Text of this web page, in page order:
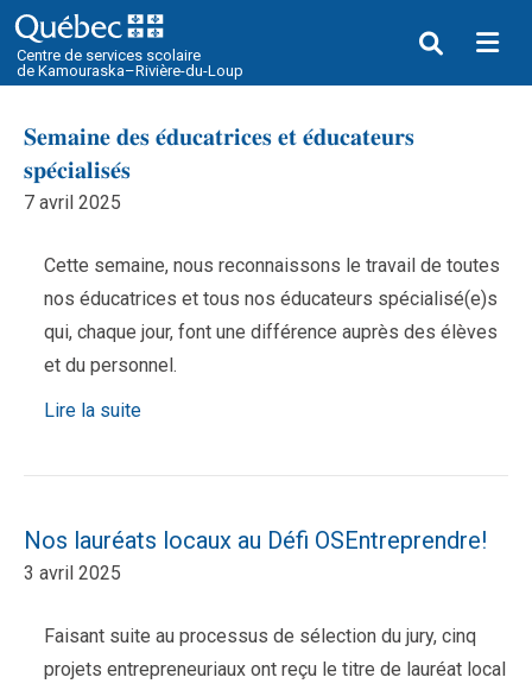
𝐒𝐞𝐦𝐚𝐢𝐧𝐞 𝐝𝐞𝐬 𝐞́𝐝𝐮𝐜𝐚𝐭𝐫𝐢𝐜𝐞𝐬 𝐞𝐭 𝐞́𝐝𝐮𝐜𝐚𝐭𝐞𝐮𝐫𝐬
𝐬𝐩𝐞́𝐜𝐢𝐚𝐥𝐢𝐬𝐞́𝐬
7 avril 2025
Cette semaine, nous reconnaissons le travail de toutes
nos éducatrices et tous nos éducateurs spécialisé(e)s
qui, chaque jour, font une différence auprès des élèves
et du personnel.
Lire la suite
Nos lauréats locaux au Défi OSEntreprendre!
3 avril 2025
Faisant suite au processus de sélection du jury, cinq
projets entrepreneuriaux ont reçu le titre de lauréat local
Centre de services scolaire
de Kamouraska–Rivière-du-Loup